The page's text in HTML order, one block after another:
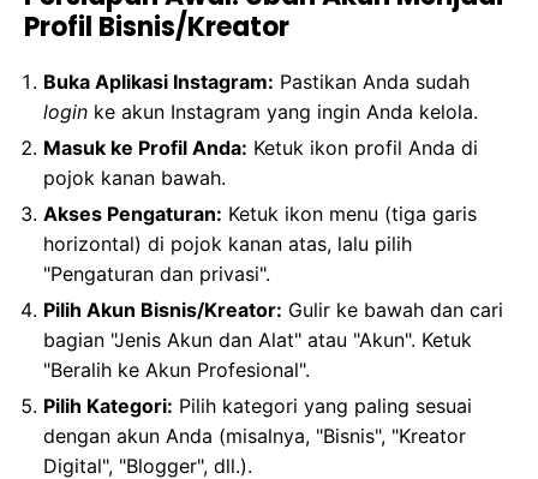
Profil Bisnis/Kreator
Buka Aplikasi Instagram: Pastikan Anda sudah
login ke akun Instagram yang ingin Anda kelola.
Masuk ke Profil Anda: Ketuk ikon profil Anda di
pojok kanan bawah.
Akses Pengaturan: Ketuk ikon menu (tiga garis
horizontal) di pojok kanan atas, lalu pilih
"Pengaturan dan privasi".
Pilih Akun Bisnis/Kreator: Gulir ke bawah dan cari
bagian "Jenis Akun dan Alat" atau "Akun". Ketuk
"Beralih ke Akun Profesional".
Pilih Kategori: Pilih kategori yang paling sesuai
dengan akun Anda (misalnya, "Bisnis", "Kreator
Digital", "Blogger", dll.).